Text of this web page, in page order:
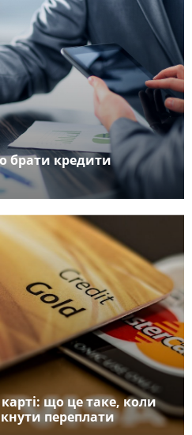
брати кредити
що це таке, коли
переплати